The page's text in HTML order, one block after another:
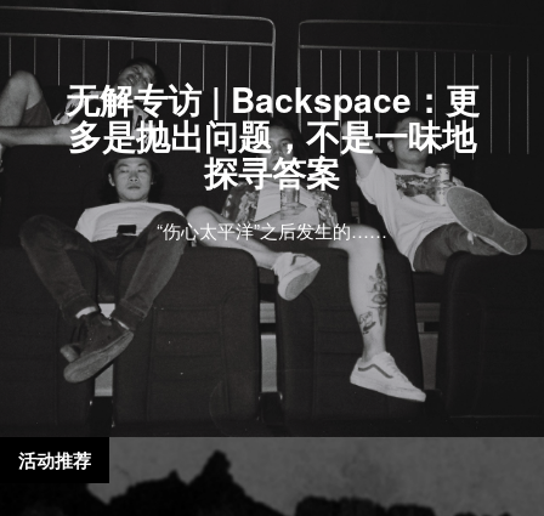
无解专访 | Backspace：更
多是抛出问题，不是一味地
探寻答案
“伤心太平洋”之后发生的……
活动推荐